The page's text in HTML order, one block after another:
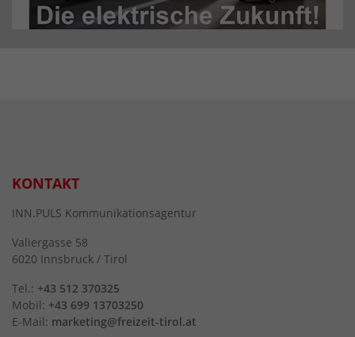
KONTAKT
INN.PULS Kommunikationsagentur
Valiergasse 58
6020 Innsbruck / Tirol
Tel.: +43 512 370325
Mobil: +43 699 13703250
E-Mail: marketing@freizeit-tirol.at